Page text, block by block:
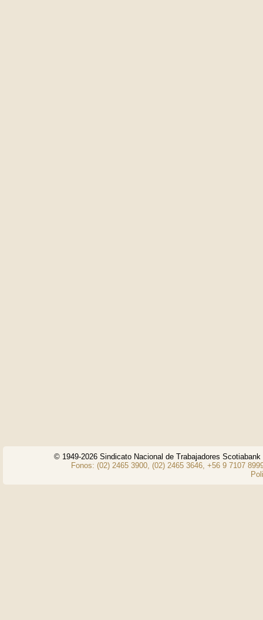
© 1949-2026 Sindicato Nacional de Trabajadores
Fonos: (02) 2465 3900, (02) 2465 3646, +56 9 7107